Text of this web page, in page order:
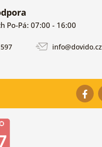
Po-Pá: 07:00 - 16:00
info@dovido.cz